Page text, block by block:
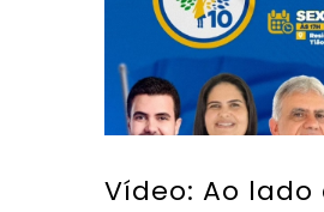
Vídeo: Ao lado